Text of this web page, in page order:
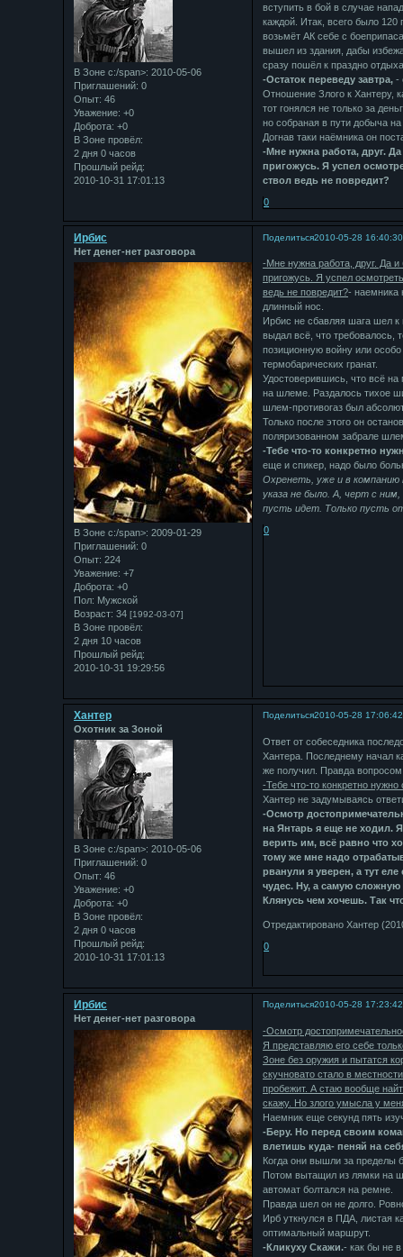
В Зоне с:/span>: 2010-05-06
Приглашений: 0
Опыт: 46
Уважение: +0
Доброта: +0
В Зоне провёл:
2 дня 0 часов
Прошлый рейд:
2010-10-31 17:01:13
вступить в бой в случае
каждой. Итак, всего было
возьмёт АК себе с
вышел из здания, дабы
сразу пошёл к праздно
-Остаток переведу завтра, -
Отношение Злого к Хантеру,
тот гонялся не только за
но собраная в пути добыча
Догнав таки наёмника он
-Мне нужна работа, друг.
пригожусь. Я успел
ствол ведь не повредит?
0
Поделиться2010-05-28 16:40:30
Ирбис
Нет денег-нет разговора
В Зоне с:/span>: 2009-01-29
Приглашений: 0
Опыт: 224
Уважение: +7
Доброта: +0
Пол: Мужской
Возраст: 34 [1992-03-07]
В Зоне провёл:
2 дня 10 часов
Прошлый рейд:
2010-10-31 19:29:56
-Мне нужна работа, друг. Да
пригожусь. Я успел
ведь не повредит?- наемника
длинный нос.
Ирбис не сбавляя шага шел к
выдал всё, что требовалось,
позиционную войну или
термобарических гранат.
Удостоверившись, что всё на
на шлеме. Раздалось тихое
шлем-противогаз был
Только после этого он
поляризованном забрале
-Тебе что-то конкретно
еще и спикер, надо было
Охренеть, уже и в компанию
указа не было. А, черт с
пусть идет. Только пусть
0
Поделиться2010-05-28 17:06:42
Хантер
Охотник за Зоной
В Зоне с:/span>: 2010-05-06
Приглашений: 0
Опыт: 46
Уважение: +0
Доброта: +0
В Зоне провёл:
2 дня 0 часов
Прошлый рейд:
2010-10-31 17:01:13
Ответ от собеседника
Хантера. Последнему начал
же получил. Правда
-Тебе что-то конкретно нужно
Хантер не задумываясь
-Осмотр
на Янтарь я еще не ходил.
верить им, всё равно что
тому же мне надо
рванули я уверен, а тут
чудес. Ну, а самую сложную
Клянусь чем хочешь. Так
Отредактировано Хантер
0
Поделиться2010-05-28 17:23:42
Ирбис
Нет денег-нет разговора
-Осмотр
Я представляю его себе
Зоне без оружия и пытатся
скучновато стало в
пробежит. А стаю вообще
скажу. Но злого умысла у
Наемник еще секунд пять
-Беру. Но перед своим
влетишь куда- пеняй на
Когда они вышли за пределы
Потом вытащил из лямки на
автомат болтался на ремне.
Правда шел он не долго.
Ирб уткнулся в ПДА, листая
оптимальный маршрут.
-Кликуху Скажи.- как бы не